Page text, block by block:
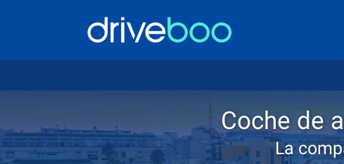
Coche de
La